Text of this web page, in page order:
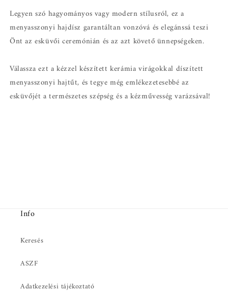
Legyen szó hagyományos vagy modern stílusról, ez a
menyasszonyi hajdísz garantáltan vonzóvá és elegánssá teszi
Önt az esküvői ceremónián és az azt követő ünnepségeken.
Válassza ezt a kézzel készített kerámia virágokkal díszített
menyasszonyi hajtűt, és tegye még emlékezetesebbé az
esküvőjét a természetes szépség és a kézművesség varázsával!
Info
Keresés
ASZF
Adatkezelési tájékoztató